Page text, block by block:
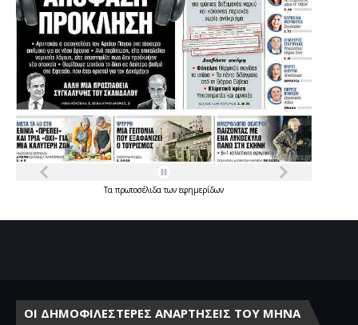
Τα πρωτοσέλιδατων εφημερίδων
ΟΙ ΔΗΜΟΦΙΛΕΣΤΕΡΕΣ ΑΝΑΡΤΗΣΕΙΣ ΤΟΥ ΜΗΝΑ